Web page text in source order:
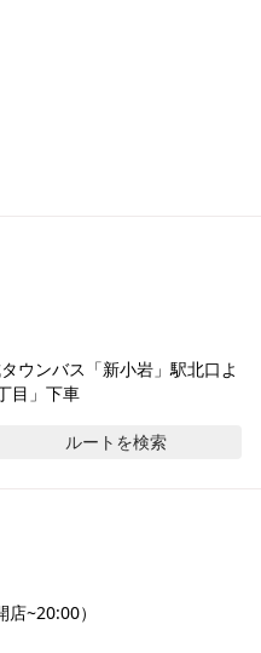
ウンバス「新小岩」駅北口よ
目」下車
ルートを検索
~20:00）